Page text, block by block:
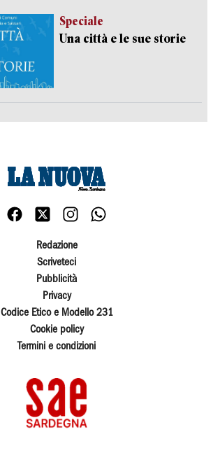
Speciale
Una città e le sue storie
Redazione
Scriveteci
Pubblicità
Privacy
Codice Etico e Modello 231
Cookie policy
Termini e condizioni